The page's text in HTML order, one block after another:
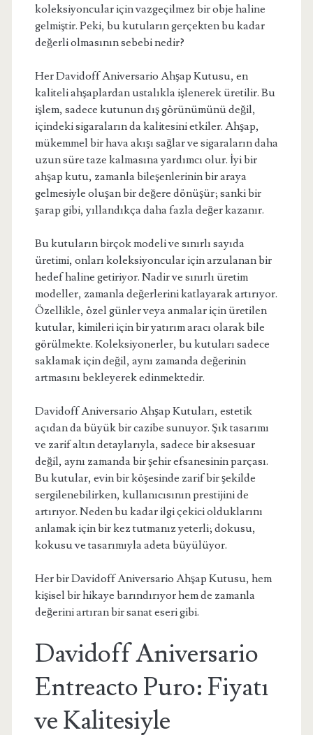
koleksiyoncular için vazgeçilmez bir obje haline
gelmiştir. Peki, bu kutuların gerçekten bu kadar
değerli olmasının sebebi nedir?
Her Davidoff Aniversario Ahşap Kutusu, en
kaliteli ahşaplardan ustalıkla işlenerek üretilir. Bu
işlem, sadece kutunun dış görünümünü değil,
içindeki sigaraların da kalitesini etkiler. Ahşap,
mükemmel bir hava akışı sağlar ve sigaraların daha
uzun süre taze kalmasına yardımcı olur. İyi bir
ahşap kutu, zamanla bileşenlerinin bir araya
gelmesiyle oluşan bir değere dönüşür; sanki bir
şarap gibi, yıllandıkça daha fazla değer kazanır.
Bu kutuların birçok modeli ve sınırlı sayıda
üretimi, onları koleksiyoncular için arzulanan bir
hedef haline getiriyor. Nadir ve sınırlı üretim
modeller, zamanla değerlerini katlayarak artırıyor.
Özellikle, özel günler veya anmalar için üretilen
kutular, kimileri için bir yatırım aracı olarak bile
görülmekte. Koleksiyonerler, bu kutuları sadece
saklamak için değil, aynı zamanda değerinin
artmasını bekleyerek edinmektedir.
Davidoff Aniversario Ahşap Kutuları, estetik
açıdan da büyük bir cazibe sunuyor. Şık tasarımı
ve zarif altın detaylarıyla, sadece bir aksesuar
değil, aynı zamanda bir şehir efsanesinin parçası.
Bu kutular, evin bir köşesinde zarif bir şekilde
sergilenebilirken, kullanıcısının prestijini de
artırıyor. Neden bu kadar ilgi çekici olduklarını
anlamak için bir kez tutmanız yeterli; dokusu,
kokusu ve tasarımıyla adeta büyülüyor.
Her bir Davidoff Aniversario Ahşap Kutusu, hem
kişisel bir hikaye barındırıyor hem de zamanla
değerini artıran bir sanat eseri gibi.
Davidoff Aniversario
Entreacto Puro: Fiyatı
ve Kalitesiyle